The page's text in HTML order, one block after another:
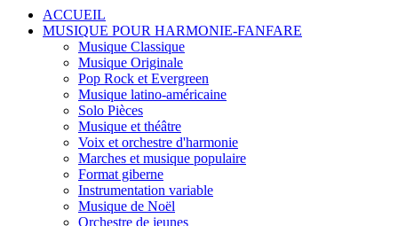
ACCUEIL
MUSIQUE POUR HARMONIE-FANFARE
Musique Classique
Musique Originale
Pop Rock et Evergreen
Musique latino-américaine
Solo Pièces
Musique et théâtre
Voix et orchestre d'harmonie
Marches et musique populaire
Format giberne
Instrumentation variable
Musique de Noël
Orchestre de jeunes